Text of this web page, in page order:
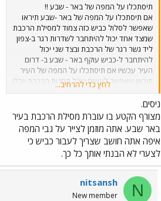
תיסתכלו על המפה של באר - שבע !!
אם תיסתכלו על המפה של באר -שבע תיראו
שאפשר לסלול כביש כזה צמוד למסילת הרכבת
שמצד אחד יכול להיתחבר לשדרות רגר ב-צפון
ליד גשר רגר של הרכבת ובצד שני יכול
להיתחבר ל-כביש עוקף באר - שבע ב- דרום
העיר עכשיו אם תיסתכלו על המפה של העיר
תיראו שאפשר לעשות שכל תחנות הרכבת יוכלו
להיות מימול הכביש ואפשר יהיה לקרוא לזה
נתיבי איילון של באר -שבע עם כל התחנות
רכבת של העיר
לחץ כדי להרחיב...
ניסים.
מצורף הקטע בו עוברת מסילת הרכבת בעיר
באר שבע. אתה מוזמן לצייר על גבי המפה
איפה אתה חושב שצריך לעבור כביש כי
לצערי לא הבנתי אותך כל כך.
N
nitsansh
New member